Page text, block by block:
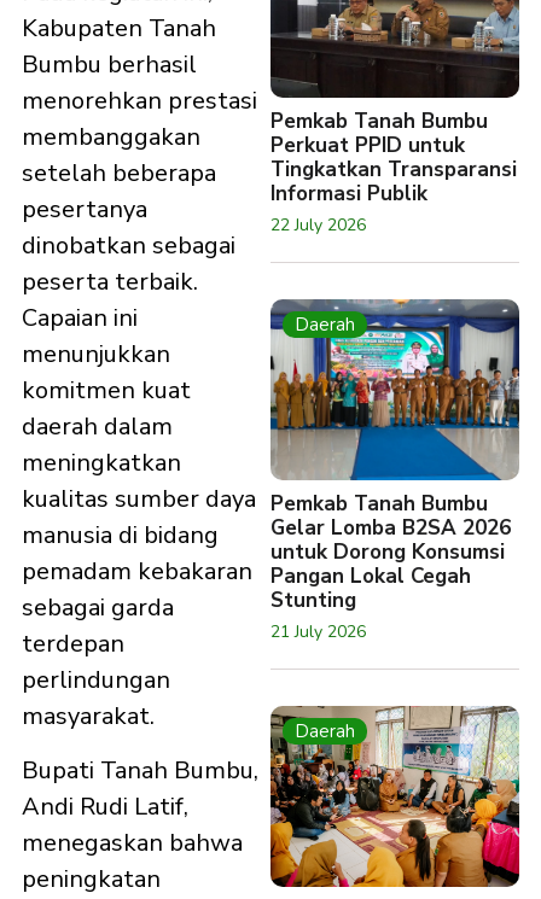
Kabupaten Tanah
Bumbu berhasil
menorehkan prestasi
membanggakan
setelah beberapa
pesertanya
dinobatkan sebagai
peserta terbaik.
Capaian ini
menunjukkan
komitmen kuat
daerah dalam
meningkatkan
kualitas sumber daya
manusia di bidang
pemadam kebakaran
sebagai garda
terdepan
perlindungan
masyarakat.
Bupati Tanah Bumbu,
Andi Rudi Latif,
menegaskan bahwa
peningkatan
Pemkab Tanah Bumbu
Perkuat PPID untuk
Tingkatkan Transparansi
Informasi Publik
22 July 2026
Daerah
Pemkab Tanah Bumbu
Gelar Lomba B2SA 2026
untuk Dorong Konsumsi
Pangan Lokal Cegah
Stunting
21 July 2026
Daerah